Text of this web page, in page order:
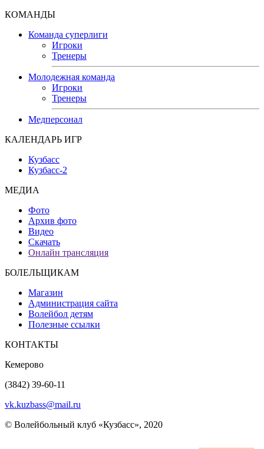
КОМАНДЫ
Команда суперлиги
Игроки
Тренеры
Молодежная команда
Игроки
Тренеры
Медперсонал
КАЛЕНДАРЬ ИГР
Кузбасс
Кузбасс-2
МЕДИА
Фото
Архив фото
Видео
Скачать
Онлайн трансляция
БОЛЕЛЬЩИКАМ
Магазин
Администрация сайта
Волейбол детям
Полезные ссылки
КОНТАКТЫ
Кемерово
(3842) 39-60-11
vk.kuzbass@mail.ru
© Волейбольный клуб «Кузбасс», 2020